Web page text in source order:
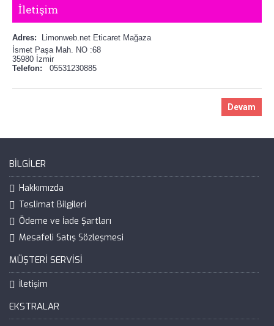
İletişim
Adres:
Limonweb.net Eticaret Mağaza
İsmet Paşa Mah. NO :68
35980 İzmir
Telefon: 05531230885
Devam
BILGILER
Hakkımızda
Teslimat Bilgileri
Ödeme ve İade Şartları
Mesafeli Satış Sözleşmesi
MÜŞTERI SERVISI
İletişim
EKSTRALAR